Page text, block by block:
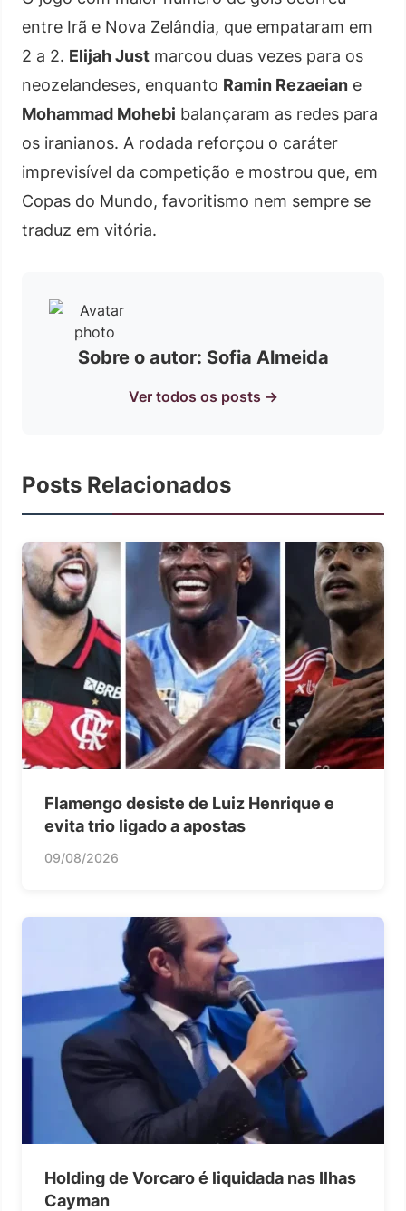
entre Irã e Nova Zelândia, que empataram em
2 a 2. Elijah Just marcou duas vezes para os
neozelandeses, enquanto Ramin Rezaeian e
Mohammad Mohebi balançaram as redes para
os iranianos. A rodada reforçou o caráter
imprevisível da competição e mostrou que, em
Copas do Mundo, favoritismo nem sempre se
traduz em vitória.
Sobre o autor: Sofia Almeida
Ver todos os posts →
Posts Relacionados
Flamengo desiste de Luiz Henrique e
evita trio ligado a apostas
09/08/2026
Holding de Vorcaro é liquidada nas Ilhas
Cayman